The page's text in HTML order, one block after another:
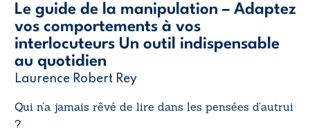
Le guide de la manipulation – Adaptez
vos comportements à vos
interlocuteurs Un outil indispensable
au quotidien
Laurence Robert Rey
Qui n’a jamais rêvé de lire dans les pensées d’autrui
?